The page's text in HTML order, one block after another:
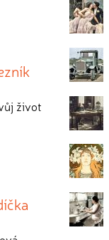
život